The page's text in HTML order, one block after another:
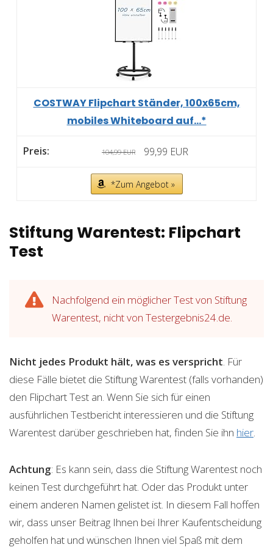
COSTWAY Flipchart Ständer, 100x65cm,
mobiles Whiteboard auf...*
104,99 EUR 99,99 EUR
*Zum Angebot »
Stiftung Warentest: Flipchart
Test
Nachfolgend ein möglicher Test von Stiftung
Warentest, nicht von Testergebnis24.de.
Nicht jedes Produkt hält, was es verspricht. Für
diese Fälle bietet die Stiftung Warentest (falls vorhanden)
den Flipchart Test an. Wenn Sie sich für einen
ausführlichen Testbericht interessieren und die Stiftung
Warentest darüber geschrieben hat, finden Sie ihn hier.
Achtung: Es kann sein, dass die Stiftung Warentest noch
keinen Test durchgeführt hat. Oder das Produkt unter
einem anderen Namen gelistet ist. In diesem Fall hoffen
wir, dass unser Beitrag Ihnen bei Ihrer Kaufentscheidung
geholfen hat und wünschen Ihnen viel Spaß mit dem